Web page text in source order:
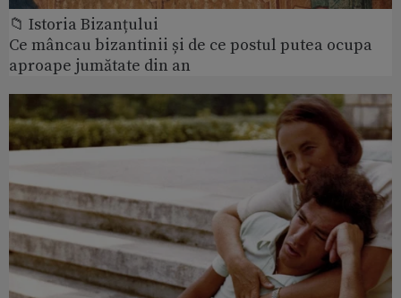
📁 Istoria Bizanțului
Ce mâncau bizantinii și de ce postul putea ocupa
aproape jumătate din an